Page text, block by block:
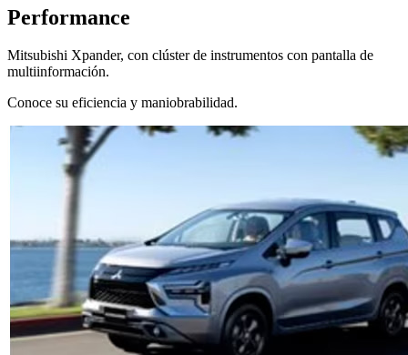
Performance
Mitsubishi Xpander, con clúster de instrumentos con pantalla de
multiinformación.
Conoce su eficiencia y maniobrabilidad.